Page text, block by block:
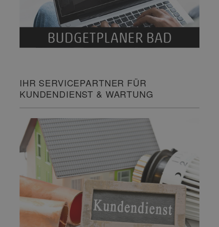
IHR SERVICEPARTNER FÜR
KUNDENDIENST & WARTUNG